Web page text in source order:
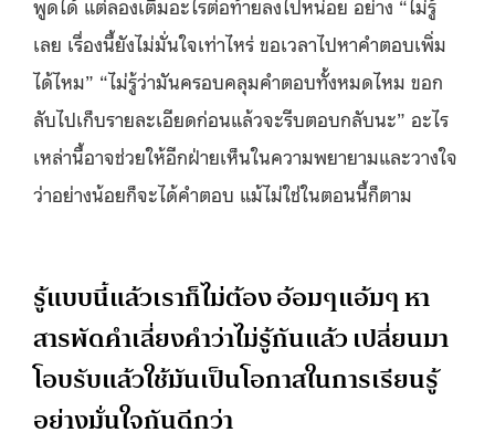
เลย เรื่องนี้ยังไม่มั่นใจเท่าไหร่ ขอเวลาไปหาคำตอบเพิ่ม
ได้ไหม” “ไม่รู้ว่ามันครอบคลุมคำตอบทั้งหมดไหม ขอก
ลับไปเก็บรายละเอียดก่อนแล้วจะรีบตอบกลับนะ” อะไร
เหล่านี้อาจช่วยให้อีกฝ่ายเห็นในความพยายามและวางใจ
ว่าอย่างน้อยก็จะได้คำตอบ แม้ไม่ใช่ในตอนนี้ก็ตาม
รู้แบบนี้แล้วเราก็ไม่ต้อง อ้อมๆแอ้มๆ หา
สารพัดคำเลี่ยงคำว่าไม่รู้กันแล้ว เปลี่ยนมา
โอบรับแล้วใช้มันเป็นโอกาสในการเรียนรู้
อย่างมั่นใจกันดีกว่า